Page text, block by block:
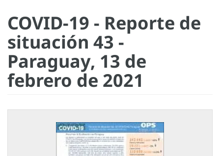
COVID-19 - Reporte de
situación 43 -
Paraguay, 13 de
febrero de 2021